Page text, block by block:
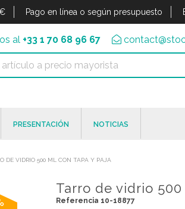
Pago en línea o según presupuesto
al +33 1 70 68 96 67
PRESENTACIÓN NOTICIAS
DE VIDRIO 500 ML CON TAPA Y PAJA
Tarro de vidrio
Referencia 10-18877